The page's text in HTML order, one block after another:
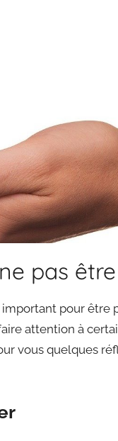
pas
pour être
attention à
vous quelques